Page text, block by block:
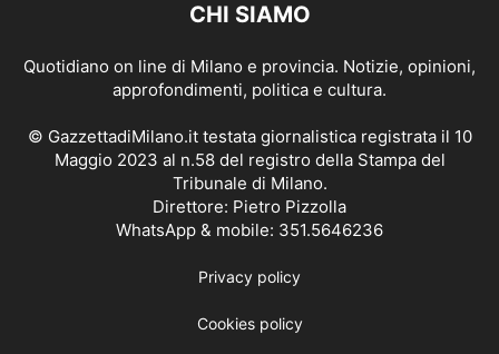
CHI SIAMO
Quotidiano on line di Milano e provincia. Notizie, opinioni,
approfondimenti, politica e cultura.
© GazzettadiMilano.it testata giornalistica registrata il 10
Maggio 2023 al n.58 del registro della Stampa del
Tribunale di Milano.
Direttore: Pietro Pizzolla
WhatsApp & mobile: 351.5646236
Privacy policy
Cookies policy